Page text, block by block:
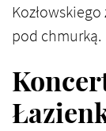
pod chmurką.